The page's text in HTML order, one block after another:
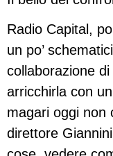
Radio Capital,
un po’
collaborazione
arricchirla con
magari oggi non
direttore